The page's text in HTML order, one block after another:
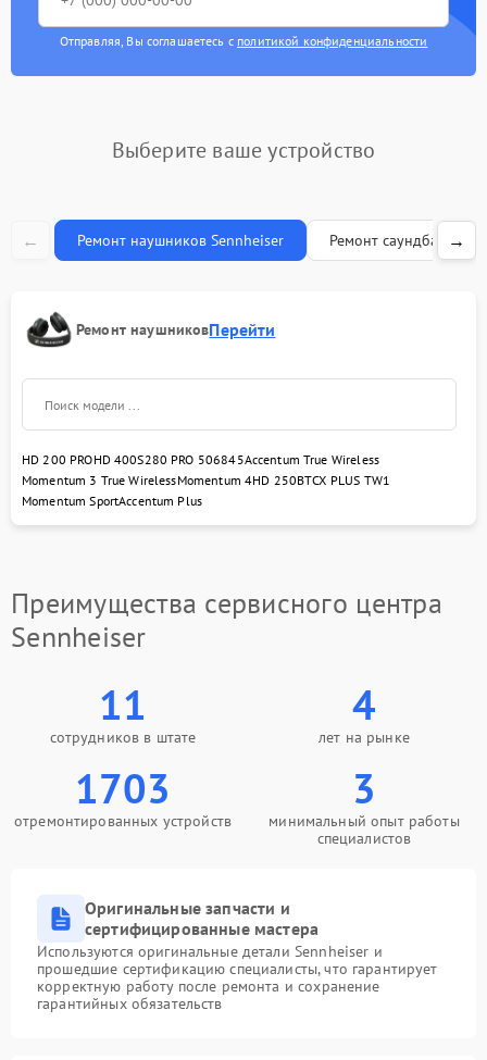
Отправляя, Вы соглашаетесь с политикой конфиденциальности
Выберите ваше устройство
← Ремонт наушников Sennheiser Ремонт саундбаров
→
Ремонт наушниковПерейти
HD 200 PROHD 400S280 PRO 506845Accentum True Wireless
Momentum 3 True WirelessMomentum 4HD 250BTCX PLUS TW1
Momentum SportAccentum Plus
Преимущества сервисного центра
Sennheiser
11
сотрудников в штате
4
лет на рынке
1703
отремонтированных устройств
3
минимальный опыт работы
специалистов
Оригинальные запчасти и
сертифицированные мастера
Используются оригинальные детали Sennheiser и
прошедшие сертификацию специалисты, что гарантирует
корректную работу после ремонта и сохранение
гарантийных обязательств